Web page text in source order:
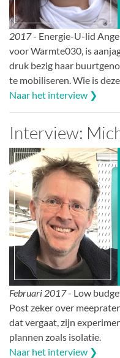
2017- Energie-U-lid
voor Warmte030, is
druk bezig haar
te mobiliseren. Wie is
Naar het interview ❯
Interview:
Februari 2017- Low
Post zeker over
dat vergaat, zijn
plannen zoals isolatie.
Naar het interview ❯